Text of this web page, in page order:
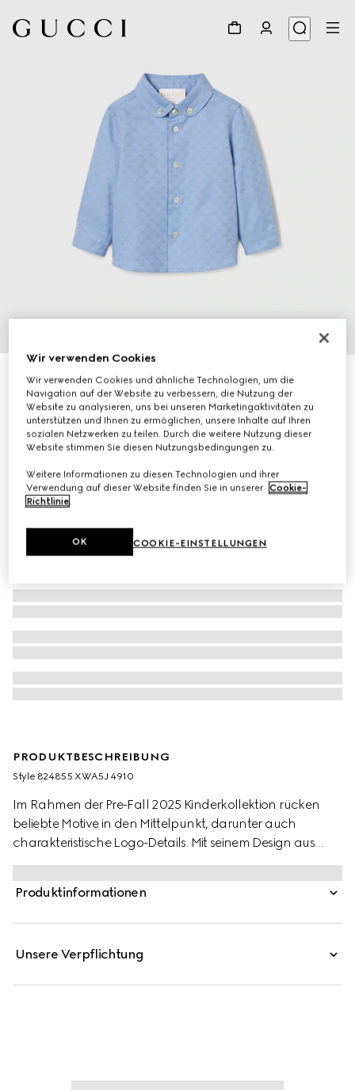
Baby-Hemd aus Oxford-Baumwolle mit GG
CHF 390
PRODUKTBESCHREIBUNG
Style ‎824855 XWA5J 4910
Im Rahmen der Pre-Fall 2025 Kinderkollektion rücken
beliebte Motive in den Mittelpunkt, darunter auch
charakteristische Logo-Details. Mit seinem Design aus
Oxford-Baumwolle mit GG Mignon ist dieses Hemd für
Babys eine Hommage an das Monogramm-Logo des
Hauses.
Produktinformationen
Unsere Verpflichtung
Wir verwenden Cookies
Wir verwenden Cookies und ähnliche Technologien, um die
Navigation auf der Website zu verbessern, die Nutzung der
Website zu analysieren, uns bei unseren Marketingaktivitäten zu
unterstützen und Ihnen zu ermöglichen, unsere Inhalte auf Ihren
sozialen Netzwerken zu teilen. Durch die weitere Nutzung dieser
Website stimmen Sie diesen Nutzungsbedingungen zu.
Weitere Informationen zu diesen Technologien und ihrer
Verwendung auf dieser Website finden Sie in unserer Cookie-
Richtlinie.
COOKIE-EINSTELLUNGEN
OK